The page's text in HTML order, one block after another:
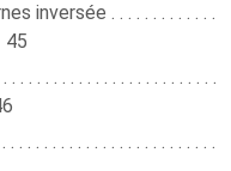
. . . . . . . . . . . . .
45
. . . . . . . . . . . . . . . . . . . . . . .
. . . . . . . . . . . . . . . . . . . . . .